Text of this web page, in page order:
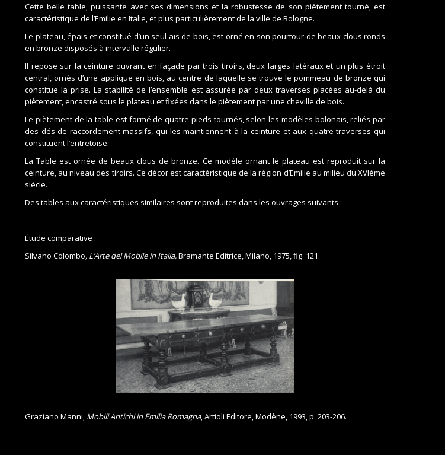
Cette belle table, puissante avec ses dimensions et la robustesse de son piètement tourné, est
caractéristique de l’Emilie en Italie, et plus particulièrement de la ville de Bologne.
Le plateau, épais et constitué d’un seul ais de bois, est orné en son pourtour de beaux clous ronds
en bronze disposés à intervalle régulier.
Il repose sur la ceinture ouvrant en façade par trois tiroirs, deux larges latéraux et un plus étroit
central, ornés d’une applique en bois, au centre de laquelle se trouve le pommeau de bronze qui
constitue la prise. La stabilité de l’ensemble est assurée par deux traverses placées au-delà du
piètement, encastré sous le plateau et fixées dans le piètement par une cheville de bois.
Le piètement de la table est formé de quatre pieds tournés, selon les modèles bolonais, reliés par
des dés de raccordement massifs, qui les maintiennent à la ceinture et aux quatre traverses qui
constituent l’entretoise.
La Table est ornée de beaux clous de bronze. Ce modèle ornant le plateau est reproduit sur la
ceinture, au niveau des tiroirs. Ce décor est caractéristique de la région d’Emilie au milieu du XVIème
siècle.
Des tables aux caractéristiques similaires sont reproduites dans les ouvrages suivants :
Étude comparative :
Silvano Colombo, L’Arte del Mobile in Italia,Bramante Editrice, Milano, 1975, fig. 121.
Graziano Manni, Mobili Antichi in Emilia Romagna, Artioli Editore, Modène, 1993, p. 203-206.